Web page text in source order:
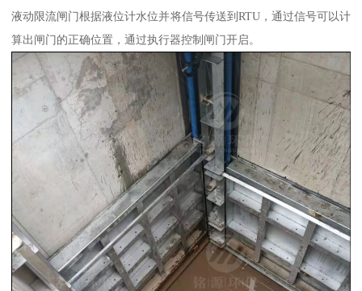
液动限流闸门根据液位计水位并将信号传送到RTU，通过信号可以计
算出闸门的正确位置，通过执行器控制闸门开启。